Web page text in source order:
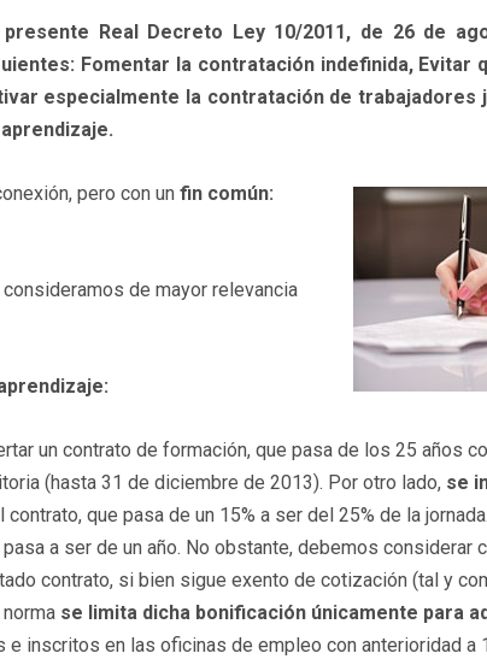
Real Decreto Ley 10/2011, de 26 de
Fomentar la contratación indefinida, Evitar
especialmente la contratación de trabajadores
pero con un fin común:
de mayor relevancia
un contrato de formación, que pasa de los 25 años
(hasta 31 de diciembre de 2013). Por otro lado, se
contrato, que pasa de un 15% a ser del 25% de la
a ser de un año. No obstante, debemos considerar
contrato, si bien sigue exento de cotización (tal y
se limita dicha bonificación únicamente para
inscritos en las oficinas de empleo con anterioridad a